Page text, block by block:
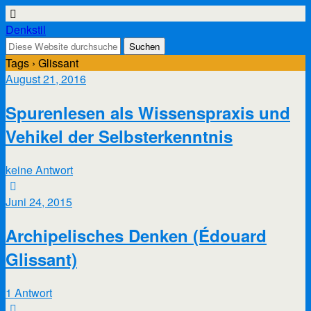
Denkstil
Tags › Glissant
August 21, 2016
Spurenlesen als Wissenspraxis und
Vehikel der Selbsterkenntnis
keine Antwort
Juni 24, 2015
Archipelisches Denken (Édouard
Glissant)
1 Antwort